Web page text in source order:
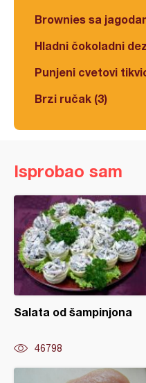
Brownies sa
Hladni čokoladni
Punjeni cvetovi
Brzi ručak (3)
Isprobao sam
Salata od šampinjona
46798